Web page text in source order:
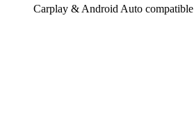
Carplay & Android Auto compatible